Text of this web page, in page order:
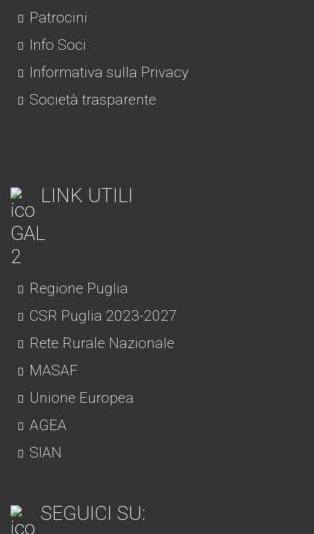
Patrocini
Info Soci
Informativa sulla Privacy
Società trasparente
LINK UTILI
Regione Puglia
CSR Puglia 2023-2027
Rete Rurale Nazionale
MASAF
Unione Europea
AGEA
SIAN
SEGUICI SU: